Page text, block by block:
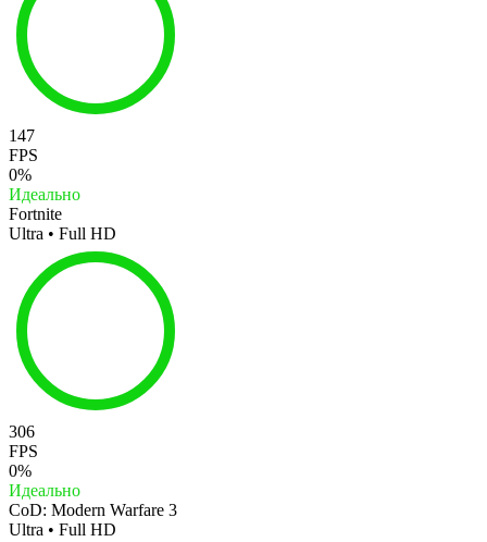
147
FPS
0%
Идеально
Fortnite
Ultra • Full HD
306
FPS
0%
Идеально
CoD: Modern Warfare 3
Ultra • Full HD